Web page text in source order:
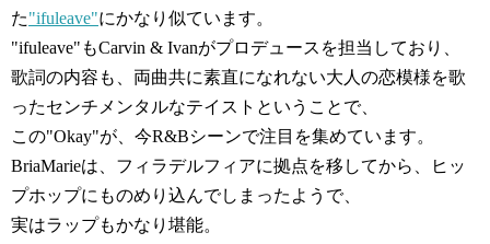
た"ifuleave"にかなり似ています。
"ifuleave"もCarvin & Ivanがプロデュースを担当しており、
歌詞の内容も、両曲共に素直になれない大人の恋模様を歌
ったセンチメンタルなテイストということで、
この"Okay"が、今R&Bシーンで注目を集めています。
BriaMarieは、フィラデルフィアに拠点を移してから、ヒッ
プホップにものめり込んでしまったようで、
実はラップもかなり堪能。